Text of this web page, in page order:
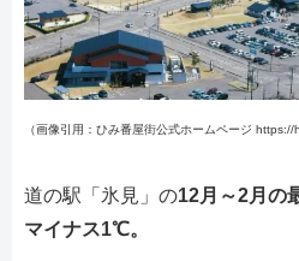
（画像引用：ひみ番屋街公式ホームページ https://
道の駅「氷見」の12月～2月の
マイナス1℃。